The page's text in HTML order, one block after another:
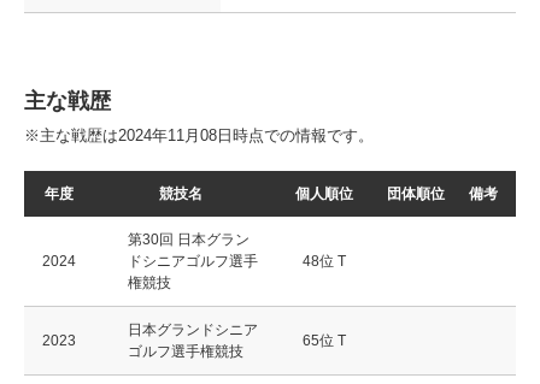
主な戦歴
※主な戦歴は2024年11月08日時点での情報です。
年度 競技名 個人順位 団体順位 備考
2024
第30回 日本グラン
ドシニアゴルフ選手
権競技
48位 T
2023
日本グランドシニア
ゴルフ選手権競技
65位 T